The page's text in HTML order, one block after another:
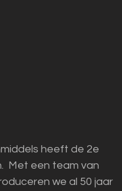
heeft de 2e
Met een team van
we al 50 jaar